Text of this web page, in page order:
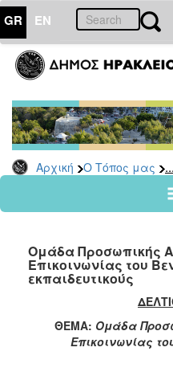
GR EN
Αρχική Ο Τόπος μας ...
ΤΟΠΟΣ
ΜΑΣ
Ανακοινώσεις
Αρχείο
2026
2024
2022
2021
2019
Ομάδα Προσωπικής
Επικοινωνίας του
εκπαιδευτικούς
ΘΕΜΑ: Ομάδα
Επικοινωνίας